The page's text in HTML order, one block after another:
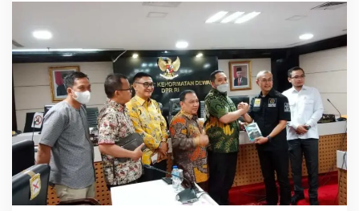
o
m
p
i
n
B
K
D
P
R
D